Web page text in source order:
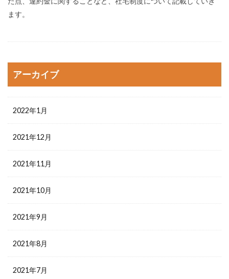
ます。
アーカイブ
2022年1月
2021年12月
2021年11月
2021年10月
2021年9月
2021年8月
2021年7月